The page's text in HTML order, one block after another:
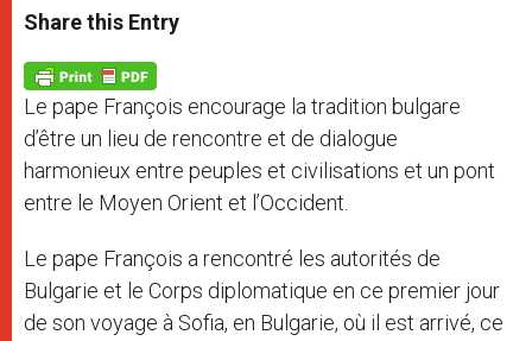
t
s
p
p
s
e
g
e
r
e
b
o
k
Share this Entry
Le pape François encourage la tradition bulgare
d’être un lieu de rencontre et de dialogue
harmonieux entre peuples et civilisations et un pont
entre le Moyen Orient et l’Occident.
Le pape François a rencontré les autorités de
Bulgarie et le Corps diplomatique en ce premier jour
de son voyage à Sofia, en Bulgarie, où il est arrivé, ce